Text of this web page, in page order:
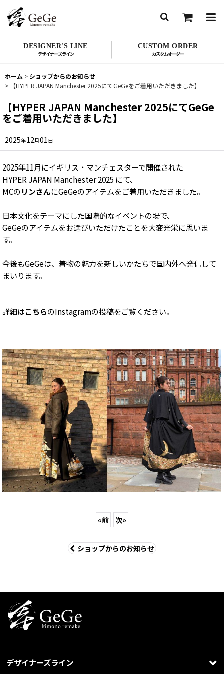
DESIGNER'S LINE CUSTOM ORDER
ホーム > ショップからのお知らせ
>
【HYPER JAPAN Manchester 2025にてGeGeをご着用いただきました】
【HYPER JAPAN Manchester 2025にてGeGe
をご着用いただきました】
2025年12月01日
2025年11月にイギリス・マンチェスターで開催された
HYPER JAPAN Manchester 2025 にて、
MCのリンさんにGeGeのアイテムをご着用いただきました。
日本文化をテーマにした国際的なイベントの場で、
GeGeのアイテムをお選びいただけたことを大変光栄に思いま
す。
今後もGeGeは、着物の魅力を新しいかたちで国内外へ発信して
まいります。
詳細はこちらのInstagramの投稿をご覧ください。
«前 次»
ショップからのお知らせ
デザイナーズライン